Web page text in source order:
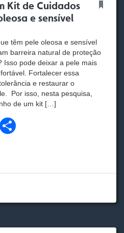
Kit de Cuidados
e sensível
têm pele oleosa e sensível
barreira natural de proteção
Isso pode deixar a pele mais
Fortalecer essa
e restaurar o
Por isso, nesta pesquisa,
de um kit […]
C
e